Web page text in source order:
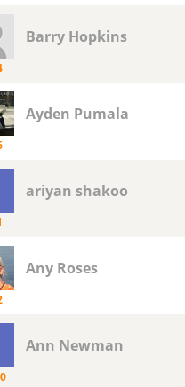
Barry Hopkins
Ayden Pumala
ariyan shakoo
Any Roses
Ann Newman